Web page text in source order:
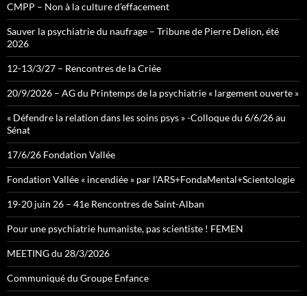
CMPP – Non à la culture d’effacement
Sauver la psychiatrie du naufrage – Tribune de Pierre Delion, été
2026
12-13/3/27 – Rencontres de la Criée
20/9/2026 – AG du Printemps de la psychiatrie « largement ouverte »
« Défendre la relation dans les soins psys » -Colloque du 6/6/26 au
Sénat
17/6/26 Fondation Vallée
Fondation Vallée « incendiée » par l’ARS+FondaMental+Scientologie
19-20 juin 26 – 41e Rencontres de Saint-Alban
Pour une psychiatrie humaniste, pas scientiste ! FEMEN
MEETING du 28/3/2026
Communiqué du Groupe Enfance